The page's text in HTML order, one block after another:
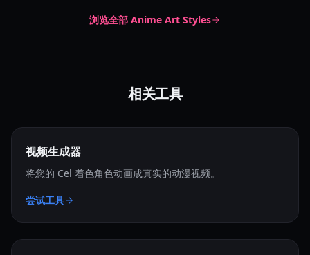
浏览全部 Anime Art Styles
相关工具
视频生成器
将您的 Cel 着色角色动画成真实的动漫视频。
尝试工具